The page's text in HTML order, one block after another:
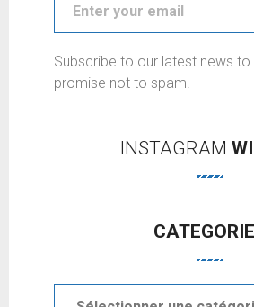
Subscribe to our latest news to
promise not to spam!
INSTAGRAM